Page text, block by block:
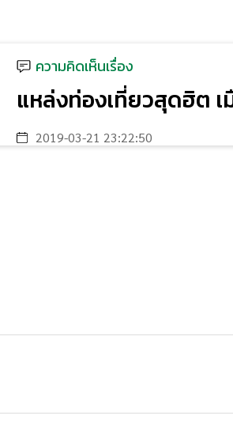
ความคิดเห็นเรื่อง
แหล่งท่องเที่ยวสุดฮิต เ
2019-03-21 23:22:50